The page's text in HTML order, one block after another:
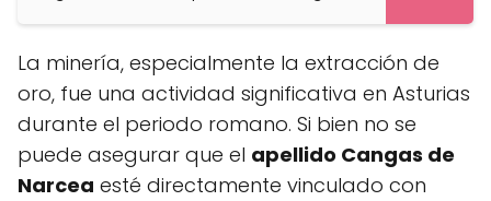
La minería, especialmente la extracción de
oro, fue una actividad significativa en Asturias
durante el periodo romano. Si bien no se
puede asegurar que el apellido Cangas de
Narcea esté directamente vinculado con